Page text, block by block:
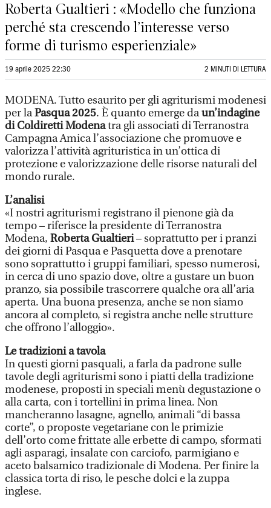
Roberta Gualtieri : «Modello che funziona
perché sta crescendo l’interesse verso
forme di turismo esperienziale»
19 aprile 2025 22:30 2 MINUTI DI LETTURA
MODENA. Tutto esaurito per gli agriturismi modenesi
per laPasqua 2025. È quanto emerge daun’indagine
di Coldiretti Modenatra gli associati di Terranostra
Campagna Amica l’associazione che promuove e
valorizza l’attività agrituristica in un’ottica di
protezione e valorizzazione delle risorse naturali del
mondo rurale.
L’analisi
«I nostri agriturismi registrano il pienone già da
tempo – riferisce la presidente di Terranostra
Modena, Roberta Gualtieri– soprattutto per i pranzi
dei giorni di Pasqua e Pasquetta dove a prenotare
sono soprattutto i gruppi familiari, spesso numerosi,
in cerca di uno spazio dove, oltre a gustare un buon
pranzo, sia possibile trascorrere qualche ora all’aria
aperta. Una buona presenza, anche se non siamo
ancora al completo, si registra anche nelle strutture
che offrono l’alloggio».
Le tradizioni a tavola
In questi giorni pasquali, a farla da padrone sulle
tavole degli agriturismi sono i piatti della tradizione
modenese, proposti in speciali menù degustazione o
alla carta, con i tortellini in prima linea. Non
mancheranno lasagne, agnello, animali “di bassa
corte”, o proposte vegetariane con le primizie
dell’orto come frittate alle erbette di campo, sformati
agli asparagi, insalate con carciofo, parmigiano e
aceto balsamico tradizionale di Modena. Per finire la
classica torta di riso, le pesche dolci e la zuppa
inglese.